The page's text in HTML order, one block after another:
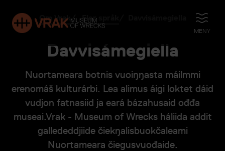
ÖPPNA
MENY
Om Vrak Fler språk
Davvisámegiella
Nuortameara botnis vuoiŋŋasta máilmmi
erenomáš kulturárbi. Lea alimus áigi loktet dáid
vudjon fatnasiid ja eará bázahusaid ođđa
museai.Vrak - Museum of Wrecks háliida addit
gallededdjiide čiekŋalisbuokčaleami
Nuortameara čiegusvuođaide.